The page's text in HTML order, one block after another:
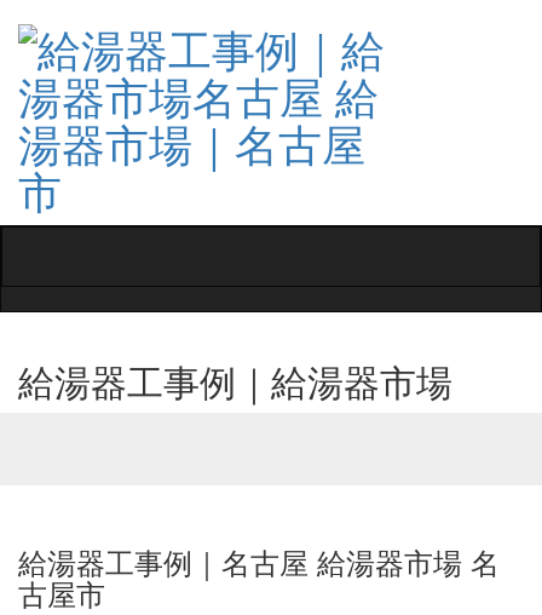
給湯器工事例｜給湯器市場
給湯器工事例｜名古屋 給湯器市場 名
古屋市